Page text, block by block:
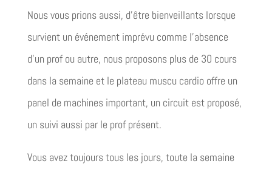
Nous vous prions aussi, d’être bienveillants lorsque
survient un événement imprévu comme l’absence
d’un prof ou autre, nous proposons plus de 30 cours
dans la semaine et le plateau muscu cardio offre un
panel de machines important, un circuit est proposé,
un suivi aussi par le prof présent.
Vous avez toujours tous les jours, toute la semaine